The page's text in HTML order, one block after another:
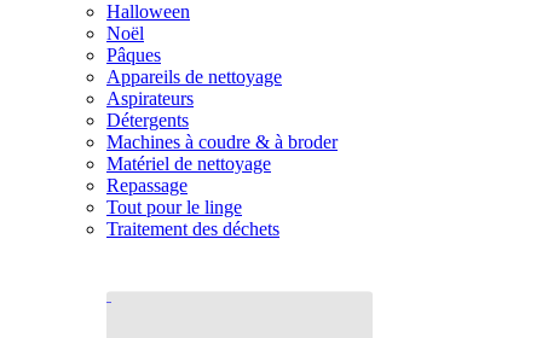
Halloween
Noël
Pâques
Appareils de nettoyage
Aspirateurs
Détergents
Machines à coudre & à broder
Matériel de nettoyage
Repassage
Tout pour le linge
Traitement des déchets